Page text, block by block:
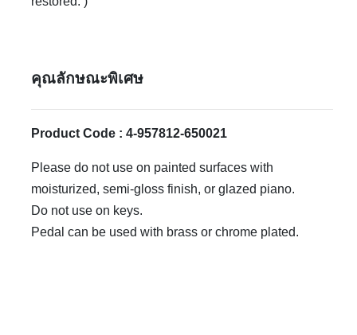
คุณลักษณะพิเศษ
Product Code : 4-957812-650021
Please do not use on painted surfaces with
moisturized, semi-gloss finish, or glazed piano.
Do not use on keys.
Pedal can be used with brass or chrome plated.